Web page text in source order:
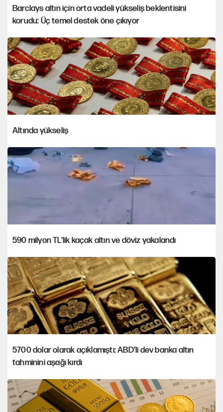
Barclays altın için orta vadeli yükseliş beklentisini
korudu: Üç temel destek öne çıkıyor
Altında yükseliş
590 milyon TL'lik kaçak altın ve döviz yakalandı
5700 dolar olarak açıklamıştı: ABD'li dev banka altın
tahminini aşağı kırdı